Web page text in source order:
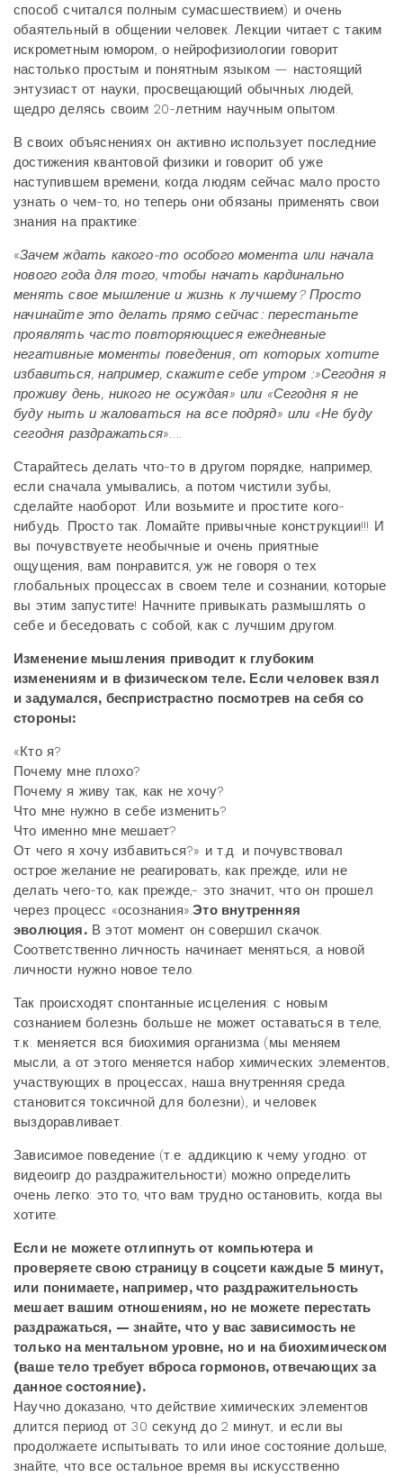
способ считался полным сумасшествием) и очень
обаятельный в общении человек. Лекции читает с таким
искрометным юмором, о нейрофизиологии говорит
настолько простым и понятным языком — настоящий
энтузиаст от науки, просвещающий обычных людей,
щедро делясь своим 20-летним научным опытом.
В своих объяснениях он активно использует последние
достижения квантовой физики и говорит об уже
наступившем времени, когда людям сейчас мало просто
узнать о чем-то, но теперь они обязаны применять свои
знания на практике:
«Зачем ждать какого-то особого момента или начала
нового года для того, чтобы начать кардинально
менять свое мышление и жизнь к лучшему? Просто
начинайте это делать прямо сейчас: перестаньте
проявлять часто повторяющиеся ежедневные
негативные моменты поведения, от которых хотите
избавиться, например, скажите себе утром :»Сегодня я
проживу день, никого не осуждая» или «Сегодня я не
буду ныть и жаловаться на все подряд» или «Не буду
сегодня раздражаться»….
Старайтесь делать что-то в другом порядке, например,
если сначала умывались, а потом чистили зубы,
сделайте наоборот. Или возьмите и простите кого-
нибудь. Просто так. Ломайте привычные конструкции!!! И
вы почувствуете необычные и очень приятные
ощущения, вам понравится, уж не говоря о тех
глобальных процессах в своем теле и сознании, которые
вы этим запустите! Начните привыкать размышлять о
себе и беседовать с собой, как с лучшим другом.
Изменение мышления приводит к глубоким
изменениям и в физическом теле. Если человек взял
и задумался, беспристрастно посмотрев на себя со
стороны:
«Кто я?
Почему мне плохо?
Почему я живу так, как не хочу?
Что мне нужно в себе изменить?
Что именно мне мешает?
От чего я хочу избавиться?» и т.д. и почувствовал
острое желание не реагировать, как прежде, или не
делать чего-то, как прежде,- это значит, что он прошел
через процесс «осознания».Это внутренняя
эволюция.В этот момент он совершил скачок.
Соответственно личность начинает меняться, а новой
личности нужно новое тело.
Так происходят спонтанные исцеления: с новым
сознанием болезнь больше не может оставаться в теле,
т.к. меняется вся биохимия организма (мы меняем
мысли, а от этого меняется набор химических элементов,
участвующих в процессах, наша внутренняя среда
становится токсичной для болезни), и человек
выздоравливает.
Зависимое поведение (т.е. аддикцию к чему угодно: от
видеоигр до раздражительности) можно определить
очень легко: это то, что вам трудно остановить, когда вы
хотите.
Если не можете отлипнуть от компьютера и
проверяете свою страницу в соцсети каждые 5 минут,
или понимаете, например, что раздражительность
мешает вашим отношениям, но не можете перестать
раздражаться, — знайте, что у вас зависимость не
только на ментальном уровне, но и на биохимическом
(ваше тело требует вброса гормонов, отвечающих за
данное состояние).
Научно доказано, что действие химических элементов
длится период от 30 секунд до 2 минут, и если вы
продолжаете испытывать то или иное состояние дольше,
знайте, что все остальное время вы искусственно